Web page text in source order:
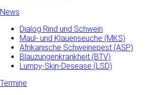
News
Dialog Rind und Schwein
Maul- und­ Klauenseuche­ (MKS)
Afrikanische Schweinepest (ASP)
Blauzungenkrankheit (BTV)
Lumpy-Skin-Desease (LSD)
Termine